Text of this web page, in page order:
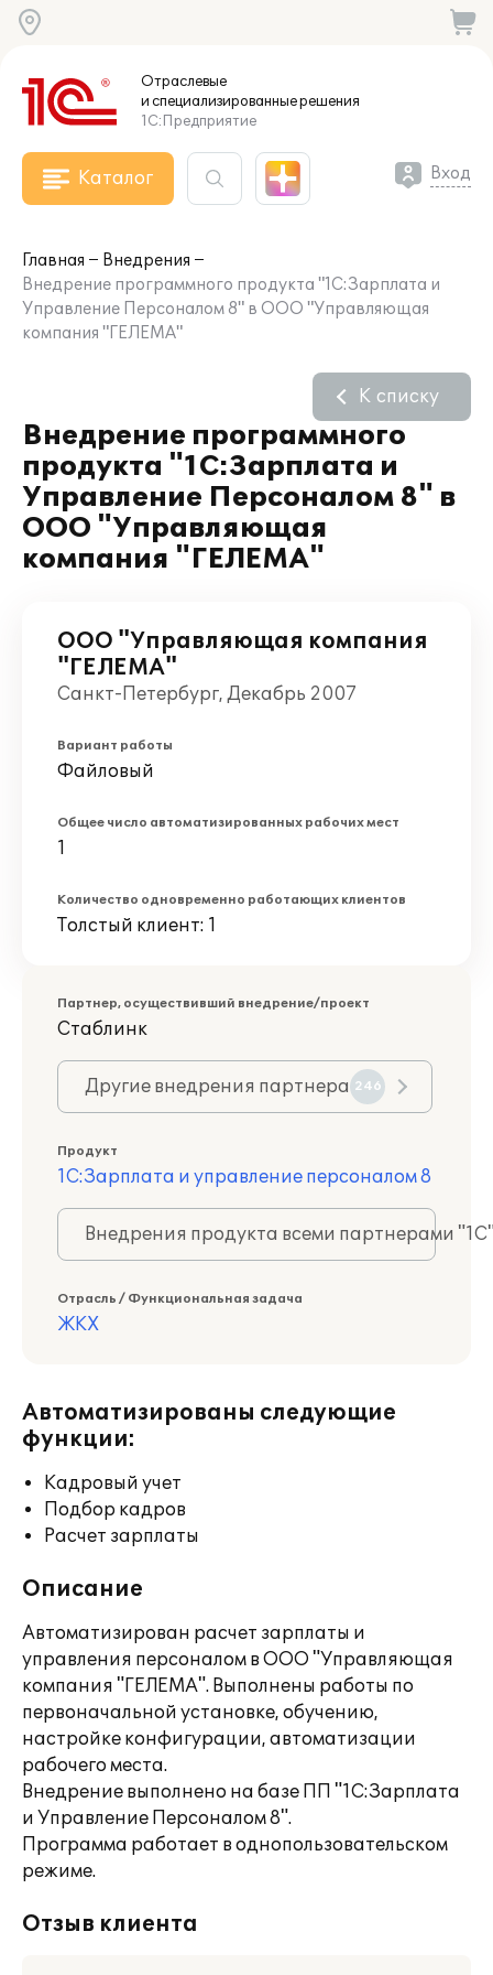
Отраслевые
и специализированныерешения
1С:Предприятие
Каталог Вход
Главная
Внедрения
Внедрение программного продукта "1С:Зарплата и
Управление Персоналом 8" в ООО "Управляющая
компания "ГЕЛЕМА"
Внедрение программного
продукта "1С:Зарплата и
Управление Персоналом 8" в
ООО "Управляющая
компания "ГЕЛЕМА"
К списку
ООО "Управляющая компания
"ГЕЛЕМА"
Санкт-Петербург, Декабрь 2007
Вариант работы
Файловый
Общее число автоматизированных рабочих мест
1
Количество одновременно работающих клиентов
Толстый клиент: 1
Партнер, осуществивший внедрение/проект
Стаблинк
Другие внедрения партнера 246
Продукт
1С:Зарплата и управление персоналом 8
Внедрения продукта всеми партнерами
Отрасль / Функциональная задача
ЖКХ
Автоматизированы следующие
функции:
Кадровый учет
Подбор кадров
Расчет зарплаты
Описание
Автоматизирован расчет зарплаты и
управления персоналом в ООО "Управляющая
компания "ГЕЛЕМА". Выполнены работы по
первоначальной установке, обучению,
настройке конфигурации, автоматизации
рабочего места.
Внедрение выполнено на базе ПП "1С:Зарплата
и Управление Персоналом 8".
Программа работает в однопользовательском
режиме.
Отзыв клиента